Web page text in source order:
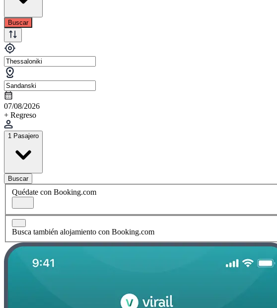
Buscar
07/08/2026
+ Regreso
1 Pasajero
Buscar
Quédate con Booking.com
Busca también alojamiento con Booking.com